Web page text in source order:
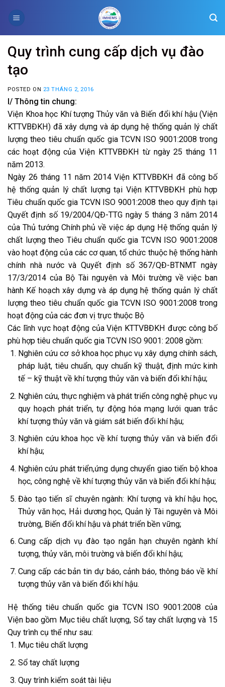
Quy trình cung cấp dịch vụ đào
tạo
POSTED ON 23 THÁNG 2, 2016
I/ Thông tin chung:
Viện Khoa học Khí tượng Thủy văn và Biến đổi khí hậu (Viện
KTTVBĐKH) đã xây dựng và áp dụng hệ thống quản lý chất
lượng theo tiêu chuẩn quốc gia TCVN ISO 9001:2008 trong
các hoạt động của Viện KTTVBĐKH từ ngày 25 tháng 11
năm 2013.
Ngày 26 tháng 11 năm 2014 Viện KTTVBĐKH đã công bố
hệ thống quản lý chất lượng tại Viện KTTVBĐKH phù hợp
Tiêu chuẩn quốc gia TCVN ISO 9001:2008 theo quy định tại
Quyết định số 19/2004/QĐ-TTG ngày 5 tháng 3 năm 2014
của Thủ tướng Chính phủ về việc áp dụng Hệ thống quản lý
chất lượng theo Tiêu chuẩn quốc gia TCVN ISO 9001:2008
vào hoạt động của các cơ quan, tổ chức thuộc hệ thống hành
chính nhà nước và Quyết định số 367/QĐ-BTNMT ngày
17/3/2014 của Bộ Tài nguyên và Môi trường về việc ban
hành Kế hoạch xây dựng và áp dụng hệ thống quản lý chất
lượng theo tiêu chuẩn quốc gia TCVN ISO 9001:2008 trong
hoạt động của các đơn vị trực thuộc Bộ
Các lĩnh vực hoạt động của Viện KTTVBĐKH được công bố
phù hợp tiêu chuẩn quốc gia TCVN ISO 9001: 2008 gồm:
Nghiên cứu cơ sở khoa học phục vụ xây dựng chính sách,
pháp luật, tiêu chuẩn, quy chuẩn kỹ thuật, định mức kinh
tế – kỹ thuật về khí tượng thủy văn và biến đổi khí hậu;
Nghiên cứu, thực nghiệm và phát triển công nghệ phục vụ
quy hoạch phát triển, tự động hóa mạng lưới quan trắc
khí tượng thủy văn và giám sát biến đổi khí hậu;
Nghiên cứu khoa học về khí tượng thủy văn và biến đổi
khí hậu;
Nghiên cứu phát triển,ứng dụng chuyển giao tiến bộ khoa
học, công nghệ về khí tượng thủy văn và biến đổi khí hậu;
Đào tạo tiến sĩ chuyên ngành: Khí tượng và khí hậu học,
Thủy văn học, Hải dương học, Quản lý Tài nguyên và Môi
trường, Biến đổi khí hậu và phát triển bền vững;
Cung cấp dịch vụ đào tạo ngắn hạn chuyên ngành khí
tượng, thủy văn, môi trường và biến đổi khí hậu;
Cung cấp các bản tin dự báo, cảnh báo, thông báo về khí
tượng thủy văn và biến đổi khí hậu.
Hệ thống tiêu chuẩn quốc gia TCVN ISO 9001:2008 của
Viện bao gồm Mục tiêu chất lượng, Sổ tay chất lượng và 15
Quy trình cụ thể như sau:
Mục tiêu chất lượng
Sổ tay chất lượng
Quy trình kiểm soát tài liệu